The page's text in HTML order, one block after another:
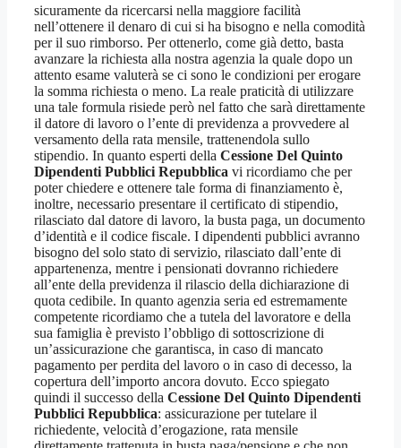
sicuramente da ricercarsi nella maggiore facilità
nell’ottenere il denaro di cui si ha bisogno e nella comodità
per il suo rimborso. Per ottenerlo, come già detto, basta
avanzare la richiesta alla nostra agenzia la quale dopo un
attento esame valuterà se ci sono le condizioni per erogare
la somma richiesta o meno. La reale praticità di utilizzare
una tale formula risiede però nel fatto che sarà direttamente
il datore di lavoro o l’ente di previdenza a provvedere al
versamento della rata mensile, trattenendola sullo
stipendio. In quanto esperti della Cessione Del Quinto
Dipendenti Pubblici Repubblica vi ricordiamo che per
poter chiedere e ottenere tale forma di finanziamento è,
inoltre, necessario presentare il certificato di stipendio,
rilasciato dal datore di lavoro, la busta paga, un documento
d’identità e il codice fiscale. I dipendenti pubblici avranno
bisogno del solo stato di servizio, rilasciato dall’ente di
appartenenza, mentre i pensionati dovranno richiedere
all’ente della previdenza il rilascio della dichiarazione di
quota cedibile. In quanto agenzia seria ed estremamente
competente ricordiamo che a tutela del lavoratore e della
sua famiglia è previsto l’obbligo di sottoscrizione di
un’assicurazione che garantisca, in caso di mancato
pagamento per perdita del lavoro o in caso di decesso, la
copertura dell’importo ancora dovuto. Ecco spiegato
quindi il successo della Cessione Del Quinto Dipendenti
Pubblici Repubblica: assicurazione per tutelare il
richiedente, velocità d’erogazione, rata mensile